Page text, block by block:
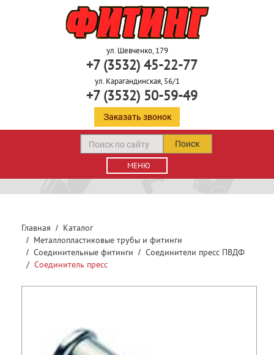
ул. Шевченко, 179
+7 (3532) 45-22-77
ул. Карагандинская, 56/1
+7 (3532) 50-59-49
Заказать звонок
МЕНЮ
Поиск
Главная
Каталог
Металлопластиковые трубы и фитинги
Соединительные фитинги
Соединители пресс ПВДФ
Соединитель пресc